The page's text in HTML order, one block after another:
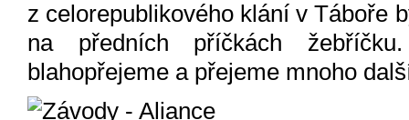
z celorepublikového klání v Táboře
na předních příčkách
blahopřejeme a přejeme mnoho